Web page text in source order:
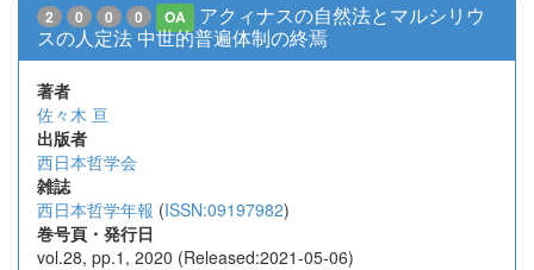
2 0 0 0 OA
アクィナスの自然法とマルシリウ
スの人定法 中世的普遍体制の終焉
著者
佐々木 亘
出版者
西日本哲学会
雑誌
西日本哲学年報 (ISSN:09197982)
巻号頁・発行日
vol.28, pp.1, 2020 (Released:2021-05-06)